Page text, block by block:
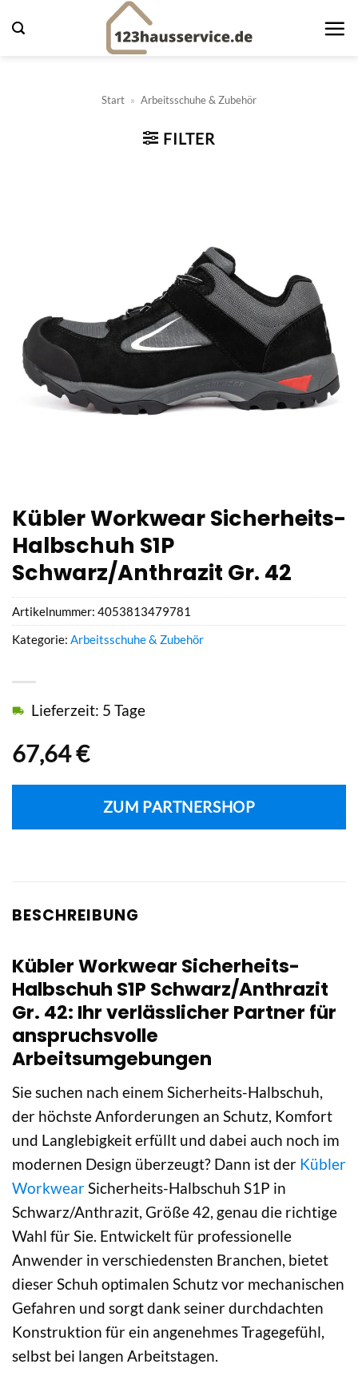
Inhalt
Start » Arbeitsschuhe & Zubehör
FILTER
Kübler Workwear Sicherheits-
Halbschuh S1P
Schwarz/Anthrazit Gr. 42
67,64€
Lieferzeit: 5 Tage
ZUM PARTNERSHOP
Artikelnummer: 4053813479781
Kategorie: Arbeitsschuhe & Zubehör
BESCHREIBUNG
Kübler Workwear Sicherheits-
Halbschuh S1P Schwarz/Anthrazit
Gr. 42: Ihr verlässlicher Partner für
anspruchsvolle
Arbeitsumgebungen
Sie suchen nach einem Sicherheits-Halbschuh,
der höchste Anforderungen an Schutz, Komfort
und Langlebigkeit erfüllt und dabei auch noch im
modernen Design überzeugt? Dann ist der Kübler
WorkwearSicherheits-Halbschuh S1P in
Schwarz/Anthrazit, Größe 42, genau die richtige
Wahl für Sie. Entwickelt für professionelle
Anwender in verschiedensten Branchen, bietet
dieser Schuh optimalen Schutz vor mechanischen
Gefahren und sorgt dank seiner durchdachten
Konstruktion für ein angenehmes Tragegefühl,
selbst bei langen Arbeitstagen.